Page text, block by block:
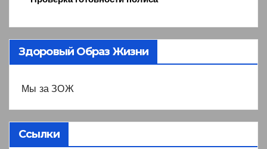
Здоровый Образ Жизни
Мы за ЗОЖ
Ссылки